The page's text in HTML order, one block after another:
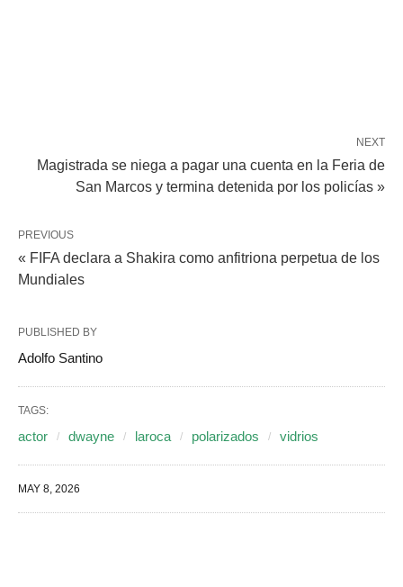
NEXT
Magistrada se niega a pagar una cuenta en la Feria de
San Marcos y termina detenida por los policías »
PREVIOUS
« FIFA declara a Shakira como anfitriona perpetua de los
Mundiales
PUBLISHED BY
Adolfo Santino
TAGS:
actor dwayne laroca polarizados vidrios
MAY 8, 2026